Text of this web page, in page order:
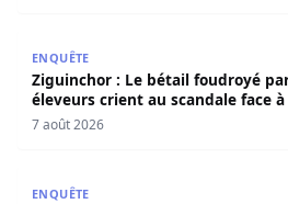
ENQUÊTE
Ziguinchor : Le bétail foudroyé
éleveurs crient au scandale face à
7 août 2026
ENQUÊTE